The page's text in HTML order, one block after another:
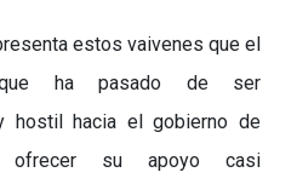
estos vaivenes que el
que ha pasado de ser
hostil hacia el gobierno de
ofrecer su apoyo casi